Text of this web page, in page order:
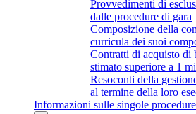
Provvedimenti di
dalle procedure di gara
Composizione della
curricula dei suoi
Contratti di acquisto di
stimato superiore a 1
Resoconti della
al termine della loro
Informazioni sulle singole